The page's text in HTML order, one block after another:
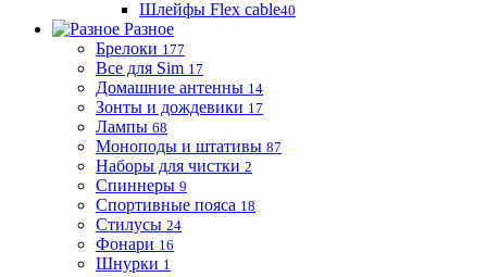
Шлейфы Flex cable40
Разное
Брелоки 177
Все для Sim 17
Домашние антенны 14
Зонты и дождевики 17
Лампы 68
Моноподы и штативы 87
Наборы для чистки 2
Спиннеры 9
Спортивные пояса 18
Стилусы 24
Фонари 16
Шнурки 1